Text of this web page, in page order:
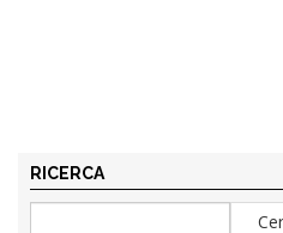
RICERCA